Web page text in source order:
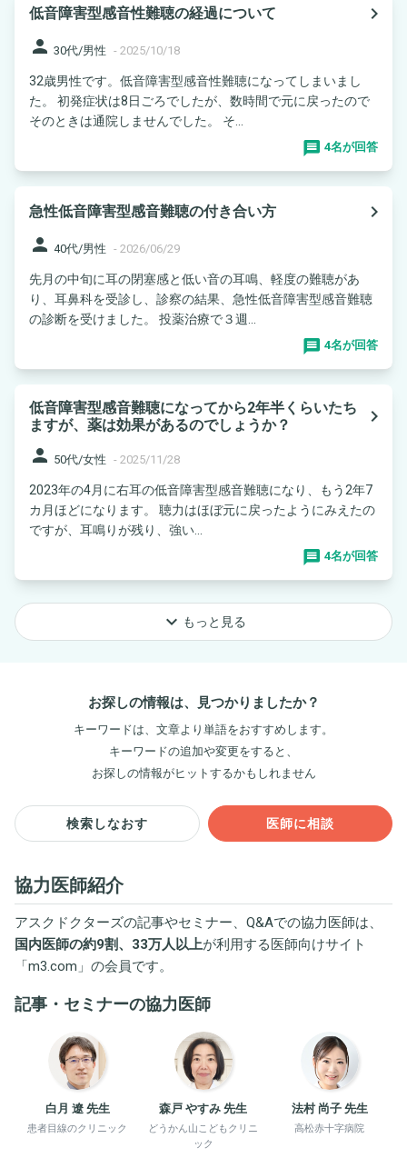
低音障害型感音性難聴の経過について
navigate_next
person 30代/男性 - 2025/10/18
32歳男性です。低音障害型感音性難聴になってしまいまし
た。 初発症状は8日ごろでしたが、数時間で元に戻ったので
そのときは通院しませんでした。 そ...
4名が回答
急性低音障害型感音難聴の付き合い方
navigate_next
person 40代/男性 - 2026/06/29
先月の中旬に耳の閉塞感と低い音の耳鳴、軽度の難聴があ
り、耳鼻科を受診し、診察の結果、急性低音障害型感音難聴
の診断を受けました。 投薬治療で３週...
4名が回答
低音障害型感音難聴になってから2年半くらいたち
ますが、薬は効果があるのでしょうか？
navigate_next
person 50代/女性 - 2025/11/28
2023年の4月に右耳の低音障害型感音難聴になり、もう2年7
カ月ほどになります。 聴力はほぼ元に戻ったようにみえたの
ですが、耳鳴りが残り、強い...
4名が回答
keyboard_arrow_down もっと見る
お探しの情報は、見つかりましたか？
キーワードは、文章より単語をおすすめします。
キーワードの追加や変更をすると、
お探しの情報がヒットするかもしれません
検索しなおす 医師に相談
協力医師紹介
アスクドクターズの記事やセミナー、Q&Aでの協力医師は、
国内医師の約9割、33万人以上が利用する医師向けサイト
「m3.com 」の会員です。
記事・セミナーの協力医師
白月 遼 先生
患者目線のクリニック
森戸 やすみ 先生
どうかん山こどもクリニ
ック
法村 尚子 先生
高松赤十字病院